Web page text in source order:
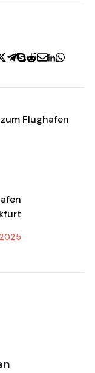
Flughafen